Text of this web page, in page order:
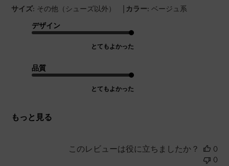
サイズ: その他（シューズ以外） | カラー: ベージュ系
デザイン
とてもよかった
品質
とてもよかった
もっと見る
このレビューは役に立ちましたか？
0
0